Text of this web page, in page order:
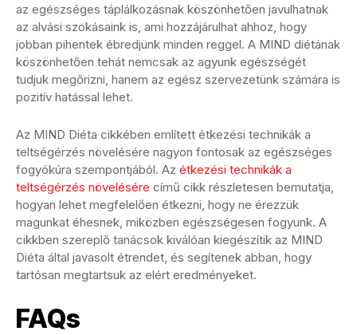
az egészséges táplálkozásnak köszönhetően javulhatnak
az alvási szokásaink is, ami hozzájárulhat ahhoz, hogy
jobban pihentek ébredjünk minden reggel. A MIND diétának
köszönhetően tehát nemcsak az agyunk egészségét
tudjuk megőrizni, hanem az egész szervezetünk számára is
pozitív hatással lehet.
Az MIND Diéta cikkében említett étkezési technikák a
teltségérzés növelésére nagyon fontosak az egészséges
fogyókúra szempontjából. Az étkezési technikák a
teltségérzés növelésére című cikk részletesen bemutatja,
hogyan lehet megfelelően étkezni, hogy ne érezzük
magunkat éhesnek, miközben egészségesen fogyunk. A
cikkben szereplő tanácsok kiválóan kiegészítik az MIND
Diéta által javasolt étrendet, és segítenek abban, hogy
tartósan megtartsuk az elért eredményeket.
FAQs